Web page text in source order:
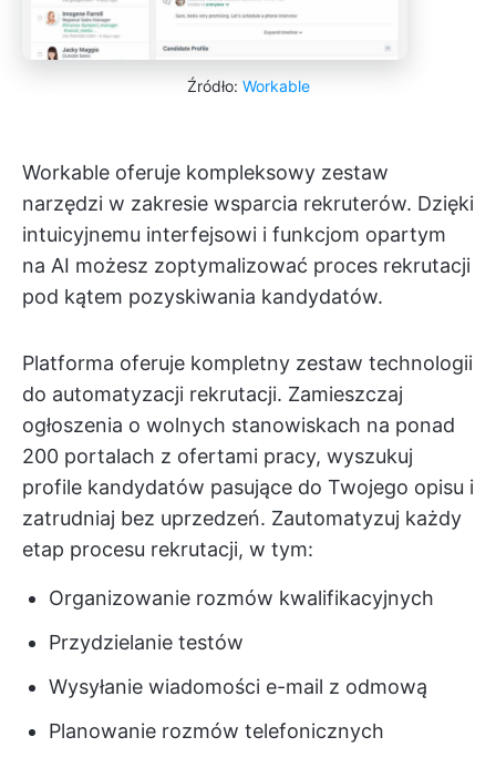
Źródło: Workable
Workable oferuje kompleksowy zestaw
narzędzi w zakresie wsparcia rekruterów. Dzięki
intuicyjnemu interfejsowi i funkcjom opartym
na AI możesz zoptymalizować proces rekrutacji
pod kątem pozyskiwania kandydatów.
Platforma oferuje kompletny zestaw technologii
do automatyzacji rekrutacji. Zamieszczaj
ogłoszenia o wolnych stanowiskach na ponad
200 portalach z ofertami pracy, wyszukuj
profile kandydatów pasujące do Twojego opisu i
zatrudniaj bez uprzedzeń. Zautomatyzuj każdy
etap procesu rekrutacji, w tym:
Organizowanie rozmów kwalifikacyjnych
Przydzielanie testów
Wysyłanie wiadomości e-mail z odmową
Planowanie rozmów telefonicznych